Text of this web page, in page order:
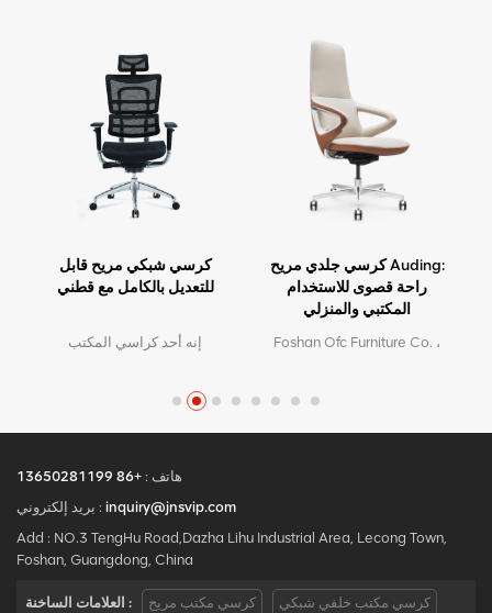
كرسي جلدي مريح Auding:
راحة قصوى للاستخدام
Foshan Ofc Furniture Co. ،
من خدمة ما بعد البيع وشهادة
استثنائية ودعم لإنتاجية مكان
requiry@jnsvip.com /
whatsapp:
+8615816935891
كرسي جلدي مريح من
Auding: دعم أنيق للراحة
طوال اليوم
Foshan Ofc Furniture Co. ،
المريحة الراقية.مع 5 سنوات
من خدمة ما بعد البيع وشهادة
whatsapp:
هاتف : +86 13650281199
بريد إلكتروني : inquiry@jnsvip.com
Add : NO.3 TengHu Road,Dazha Lihu Industrial Area, Lecong Town,
Foshan, Guangdong, China
العلامات الساخنة : كرسي مكتب مريح كرسي مكتب خلفي شبكي